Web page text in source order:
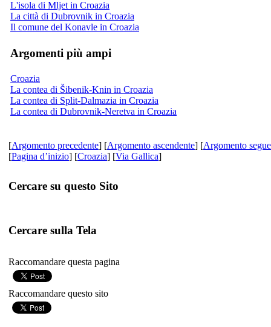
L'isola di Mljet in Croazia
La città di Dubrovnik in Croazia
Il comune del Konavle in Croazia
Argomenti più ampi
Croazia
La contea di Šibenik-Knin in Croazia
La contea di Split-Dalmazia in Croazia
La contea di Dubrovnik-Neretva in Croazia
[Argomento precedente] [Argomento ascendente] [Argomento
[Pagina d’inizio] [Croazia] [Via Gallica]
Cercare su questo Sito
Cercare sulla Tela
Raccomandare questa pagina
Raccomandare questo sito